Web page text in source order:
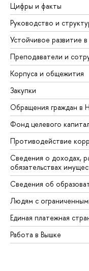
Цифры и факты
Руководство и
Устойчивое развитие
Преподаватели и
Корпуса и общежития
Закупки
Обращения граждан
Фонд целевого
Противодействие
Сведения о доходах,
обязательствах
Сведения об
Людям с
Единая платежная
Работа в Вышке